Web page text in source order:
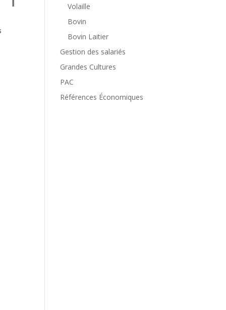
Volaille
Bovin
Bovin Laitier
Gestion des salariés
Grandes Cultures
PAC
Références Économiques